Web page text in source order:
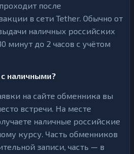
после
в сети Tether. Обычно от
наличных российских
минут до 2 часов с учётом
наличными?
на сайте обменника вы
встречи. На месте
наличные российские
курсу. Часть обменников
записи, часть — в